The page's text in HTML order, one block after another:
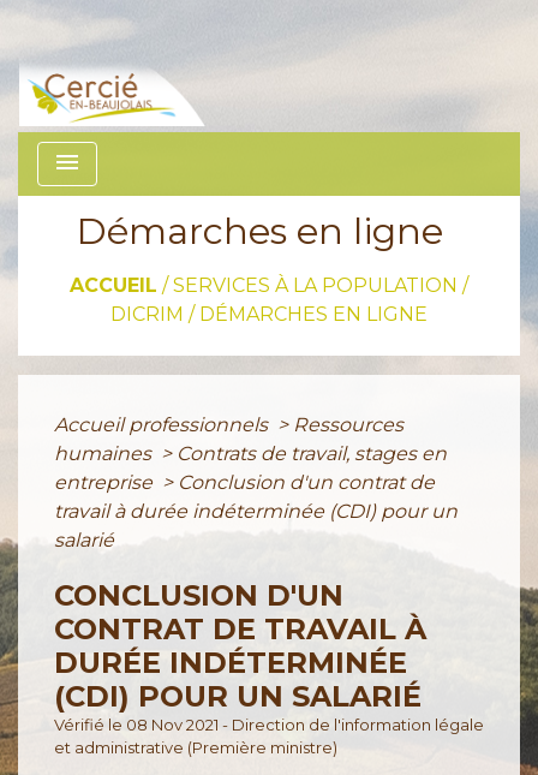
menu
Démarches en ligne
ACCUEIL /SERVICES À LA POPULATION /
DICRIM / DÉMARCHES EN LIGNE
Accueil professionnels > Ressources
humaines > Contrats de travail, stages en
entreprise > Conclusion d'un contrat de
travail à durée indéterminée (CDI) pour un
salarié
CONCLUSION D'UN
CONTRAT DE TRAVAIL À
DURÉE INDÉTERMINÉE
(CDI) POUR UN SALARIÉ
Vérifié le 08 Nov 2021 - Direction de l'information légale
et administrative (Première ministre)